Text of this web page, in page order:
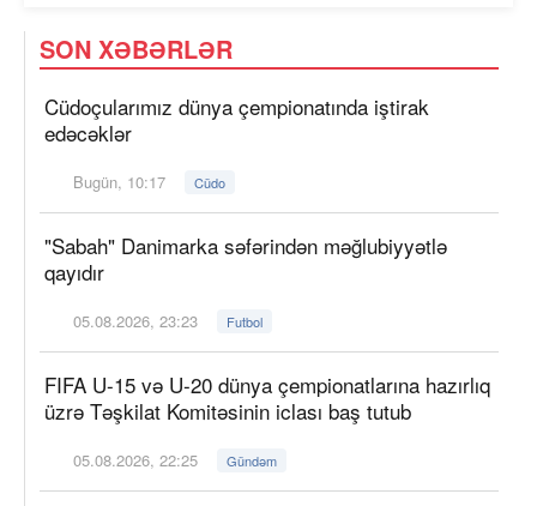
SON XƏBƏRLƏR
Cüdoçularımız dünya çempionatında iştirak
edəcəklər
Bugün, 10:17 Cüdo
"Sabah" Danimarka səfərindən məğlubiyyətlə
qayıdır
05.08.2026, 23:23 Futbol
FIFA U-15 və U-20 dünya çempionatlarına hazırlıq
üzrə Təşkilat Komitəsinin iclası baş tutub
05.08.2026, 22:25 Gündəm